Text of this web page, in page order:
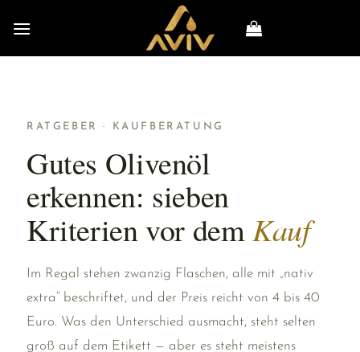
Inhalt
RATGEBER · KAUFBERATUNG
Gutes Olivenöl
erkennen: sieben
Kriterien vor demKauf
Im Regal stehen zwanzig Flaschen, alle mit „nativ
extra“ beschriftet, und der Preis reicht von 4 bis 40
Euro. Was den Unterschied ausmacht, steht selten
groß auf dem Etikett — aber es steht meistens